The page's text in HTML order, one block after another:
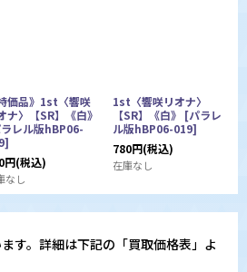
価品》1st〈響咲
ナ〉【SR】《白》
レル版hBP06-
]
円(税込)
なし
1st〈響咲リオナ〉
【SR】《白》 [パラレ
ル版hBP06-019]
780円(税込)
在庫なし
す。詳細は下記の「買取価格表」よ